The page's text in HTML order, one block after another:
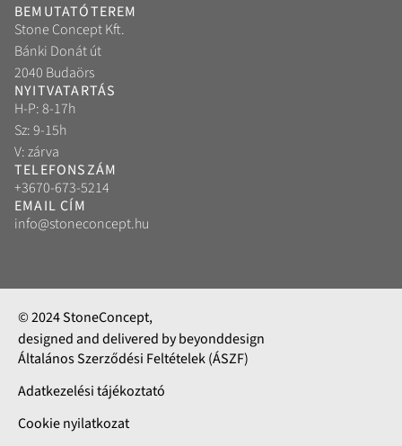
BEMUTATÓTEREM
Stone Concept Kft.
Bánki Donát út
2040 Budaörs
NYITVATARTÁS
H-P: 8-17h
Sz: 9-15h
V: zárva
TELEFONSZÁM
+3670-673-5214
EMAIL CÍM
info@stoneconcept.hu
© 2024 StoneConcept,
designed and delivered by beyonddesign
Általános Szerződési Feltételek (ÁSZF)
Adatkezelési tájékoztató
Cookie nyilatkozat